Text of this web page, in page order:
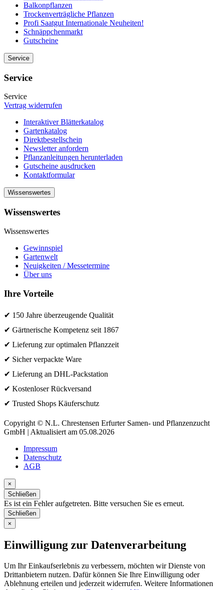
Balkonpflanzen
Trockenverträgliche Pflanzen
Profi Saatgut Internationale Neuheiten!
Schnäppchenmarkt
Gutscheine
Service
Service
Service
Vertrag widerrufen
Interaktiver Blätterkatalog
Gartenkatalog
Direktbestellschein
Newsletter anfordern
Pflanzanleitungen herunterladen
Gutscheine ausdrucken
Kontaktformular
Wissenswertes
Wissenswertes
Wissenswertes
Gewinnspiel
Gartenwelt
Neuigkeiten / Messetermine
Über uns
Ihre Vorteile
✔ 150 Jahre überzeugende Qualität
✔ Gärtnerische Kompetenz seit 1867
✔ Lieferung zur optimalen Pflanzzeit
✔ Sicher verpackte Ware
✔ Lieferung an DHL-Packstation
✔ Kostenloser Rückversand
✔ Trusted Shops Käuferschutz
Copyright © N.L. Chrestensen Erfurter Samen- und Pflanzenzucht
GmbH | Aktualisiert am 05.08.2026
Impressum
Datenschutz
AGB
×
Schließen
Es ist ein Fehler aufgetreten. Bitte versuchen Sie es erneut.
Schließen
×
Einwilligung zur Datenverarbeitung
Um Ihr Einkaufserlebnis zu verbessern, möchten wir Dienste von
Drittanbietern nutzen. Dafür können Sie Ihre Einwilligung oder
Ablehnung erteilen und jederzeit widerrufen. Weitere Informationen